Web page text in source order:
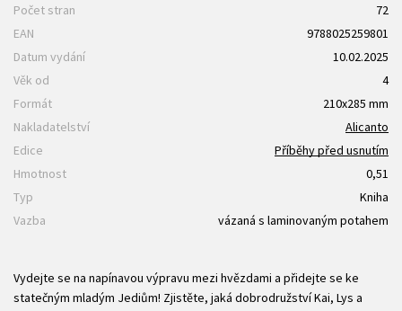
Počet stran
72
EAN
9788025259801
Datum vydání
10.02.2025
Věk od
4
Formát
210x285 mm
Nakladatelství
Alicanto
Edice
Příběhy před usnutím
Hmotnost
0,51
Typ
Kniha
Vazba
vázaná s laminovaným potahem
Vydejte se na napínavou výpravu mezi hvězdami a přidejte se ke
statečným mladým Jediům! Zjistěte, jaká dobrodružství Kai, Lys a